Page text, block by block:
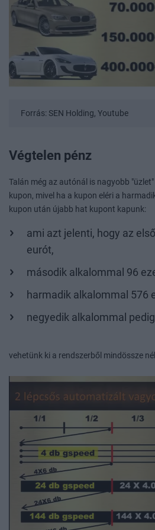
Forrás: SEN Holding, Youtube
Végtelen pénz
Talán még az autónál is nagyobb
kupon, mivel ha a kupon eléri a
kupon után újabb hat kupont kapunk:
ami azt jelenti, hogy az
eurót,
második alkalommal 96
harmadik alkalommal 576
negyedik alkalommal
vehetünk ki a rendszerből mindössze